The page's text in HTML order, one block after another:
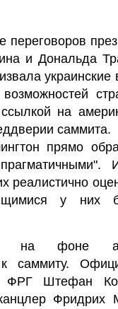
переговоров
и Дональда
украинские
на
саммита.
прямо
реалистично
у них
на фоне
к саммиту.
ФРГ Штефан
Фридрих